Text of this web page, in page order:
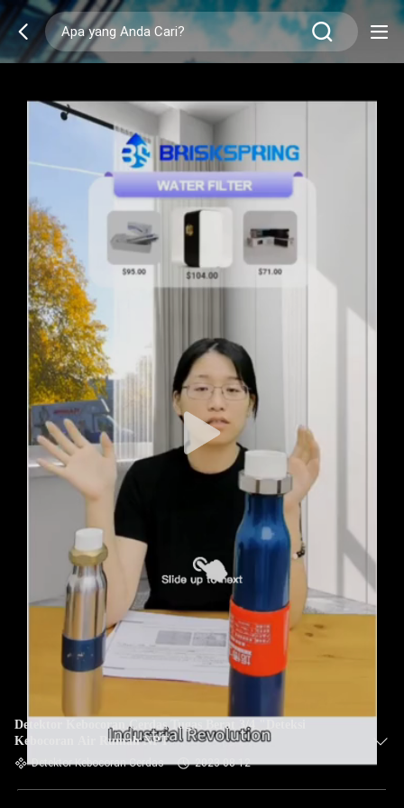
Detektor Kebocoran Cerdas Tugas Berat 3/4 "Deteksi
Kebocoran Air Rumah NPT
Detektor Kebocoran Cerdas 2023-08-12